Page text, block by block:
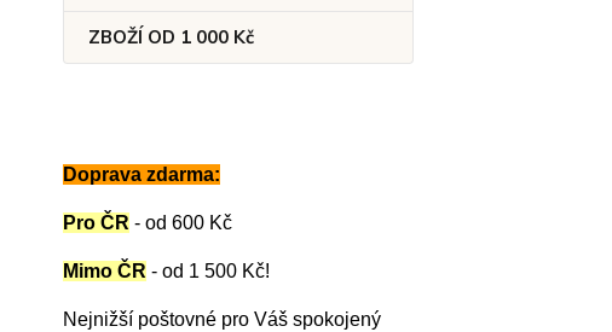
ZBOŽÍ OD 1 000 Kč
Doprava zdarma:
Pro ČR - od 600 Kč
Mimo ČR - od 1 500 Kč!
Nejnižší poštovné pro Váš spokojený